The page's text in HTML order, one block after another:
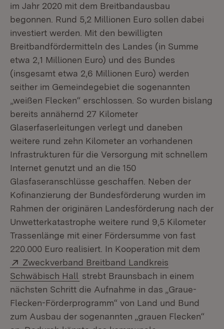
im Jahr 2020 mit dem Breitbandausbau
begonnen. Rund 5,2 Millionen Euro sollen dabei
investiert werden. Mit den bewilligten
Breitbandfördermitteln des Landes (in Summe
etwa 2,1 Millionen Euro) und des Bundes
(insgesamt etwa 2,6 Millionen Euro) werden
seither im Gemeindegebiet die sogenannten
„weißen Flecken“ erschlossen. So wurden bislang
bereits annähernd 27 Kilometer
Glaserfaserleitungen verlegt und daneben
weitere rund zehn Kilometer an vorhandenen
Infrastrukturen für die Versorgung mit schnellem
Internet genutzt und an die 150
Glasfaseranschlüsse geschaffen. Neben der
Kofinanzierung der Bundesförderung wurden im
Rahmen der originären Landesförderung nach der
Unwetterkatastrophe weitere rund 9,5 Kilometer
Trassenlänge mit einer Fördersumme von fast
220.000 Euro realisiert. In Kooperation mit dem
Extern:
Zweckverband Breitband Landkreis
Schwäbisch Hall (Öffnet in neuem Fenster)
strebt Braunsbach in einem
nächsten Schritt die Aufnahme in das „Graue-
Flecken-Förderprogramm“ von Land und Bund
zum Ausbau der sogenannten „grauen Flecken“